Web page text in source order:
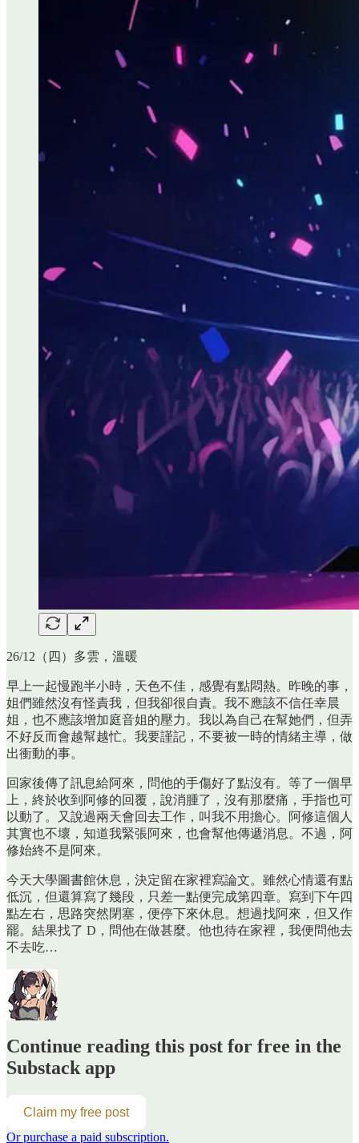
26/12（四）多雲，溫暖
早上一起慢跑半小時，天色不佳，感覺有點悶熱。昨晚的事，
姐們雖然沒有怪責我，但我卻很自責。我不應該不信任幸晨
姐，也不應該增加庭音姐的壓力。我以為自己在幫她們，但弄
不好反而會越幫越忙。我要謹記，不要被一時的情緒主導，做
出衝動的事。
回家後傳了訊息給阿來，問他的手傷好了點沒有。等了一個早
上，終於收到阿修的回覆，說消腫了，沒有那麼痛，手指也可
以動了。又說過兩天會回去工作，叫我不用擔心。阿修這個人
其實也不壞，知道我緊張阿來，也會幫他傳遞消息。不過，阿
修始終不是阿來。
今天大學圖書館休息，決定留在家裡寫論文。雖然心情還有點
低沉，但還算寫了幾段，只差一點便完成第四章。寫到下午四
點左右，思路突然閉塞，便停下來休息。想過找阿來，但又作
罷。結果找了 D，問他在做甚麼。他也待在家裡，我便問他去
不去吃…
Continue reading this post for free in the
Substack app
Claim my free post
Or purchase a paid subscription.